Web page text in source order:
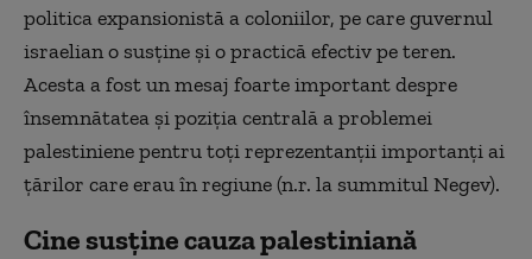
politica expansionistă a coloniilor, pe care guvernul
israelian o susține și o practică efectiv pe teren.
Acesta a fost un mesaj foarte important despre
însemnătatea şi poziţia centrală a problemei
palestiniene pentru toți reprezentanţii importanţi ai
ţărilor care erau în regiune (n.r. la summitul Negev).
Cine susține cauza palestiniană